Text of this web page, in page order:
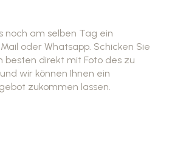
noch am selben Tag ein
oder Whatsapp. Schicken Sie
besten direkt mit Foto des zu
wir können Ihnen ein
zukommen lassen.